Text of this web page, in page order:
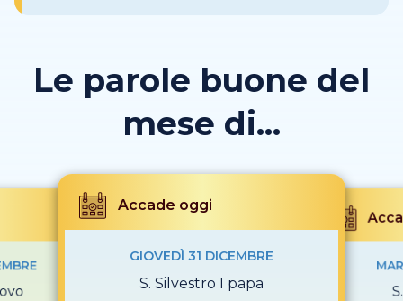
Le parole buone del
mese di...
Accade oggi
GIOVEDÌ 31 DICEMBRE
S. Silvestro I papa